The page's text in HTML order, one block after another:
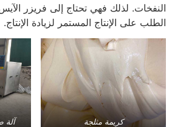
النفخات. لذلك فهي تحتاج إلى فريزر
الطلب على الإنتاج المستمر لزيادة الإنتاج.
كريمة مثلجة آلة